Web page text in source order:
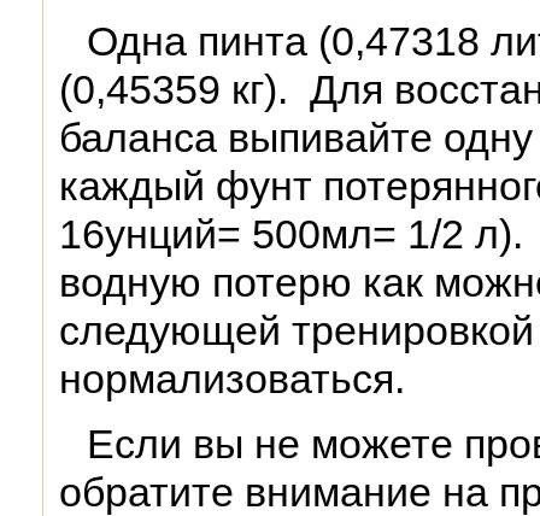
Одна пинта (0,47318
(0,45359 кг). Для
баланса выпивайте
каждый фунт
16унций= 500мл= 1/2
водную потерю как
следующей
нормализоваться.
Если вы не можете
обратите внимание на